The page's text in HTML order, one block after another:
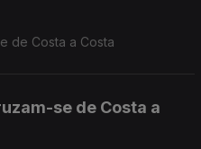
de Costa a Costa
se de Costa a